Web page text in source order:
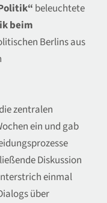
beleuchtete
beim
Berlins aus
zentralen
ein und gab
Diskussion
einmal
über